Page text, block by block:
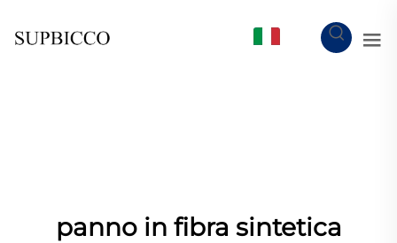
panno in fibra sintetica